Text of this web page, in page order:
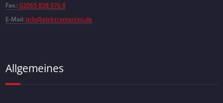
Fax.: 02065 838 976 8
E-Mail: info@elektromartini.de
Allgemeines